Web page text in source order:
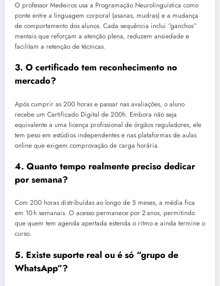
O professor Medeiros usa a Programação Neurolinguística como
ponte entre a linguagem corporal (asanas, mudras) e a mudança
de comportamento dos alunos. Cada sequência inclui “ganchos”
mentais que reforçam a atenção plena, reduzem ansiedade e
facilitam a retenção de técnicas.
3. O certificado tem reconhecimento no
mercado?
Após cumprir as 200 horas e passar nas avaliações, o aluno
recebe um Certificado Digital de 200h. Embora não seja
equivalente a uma licença profissional de órgãos reguladores, ele
tem peso em estúdios independentes e nas plataformas de aulas
online que exigem comprovação de carga horária.
4. Quanto tempo realmente preciso dedicar
por semana?
Com 200 horas distribuídas ao longo de 5 meses, a média fica
em 10 h semanais. O acesso permanece por 2 anos, permitindo
que quem tem agenda apertada estenda o ritmo e ainda termine o
curso.
5. Existe suporte real ou é só “grupo de
WhatsApp”?